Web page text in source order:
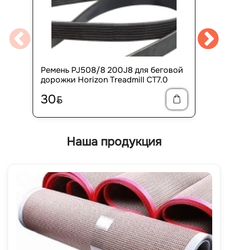
Ремень PJ508/8 200J8 для беговой
дорожки Horizon Treadmill CT7.0
30BYN
Наша продукция